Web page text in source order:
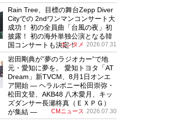
Rain Tree、目標の舞台Zepp Diver
Cityでの 2ndワンマンコンサート大
成功！ 初の全員曲「台風の夜」初
披露！ 初の海外単独公演となる韓
国コンサートも決定！
エンタメ 2026.07.31
岩田剛典が”夢のラジオカー”で地
元・愛知に夢を。 愛知トヨタ「AT
Dream」新TVCM、8月1日オンエ
ア開始 ― ヘラルボニー松田崇弥・
松田文登、AKB48 八木愛月、キッ
ズダンサー長瀬柊真（ＥＸＰＧ）
が集結 ―
CMニュース 2026.07.30